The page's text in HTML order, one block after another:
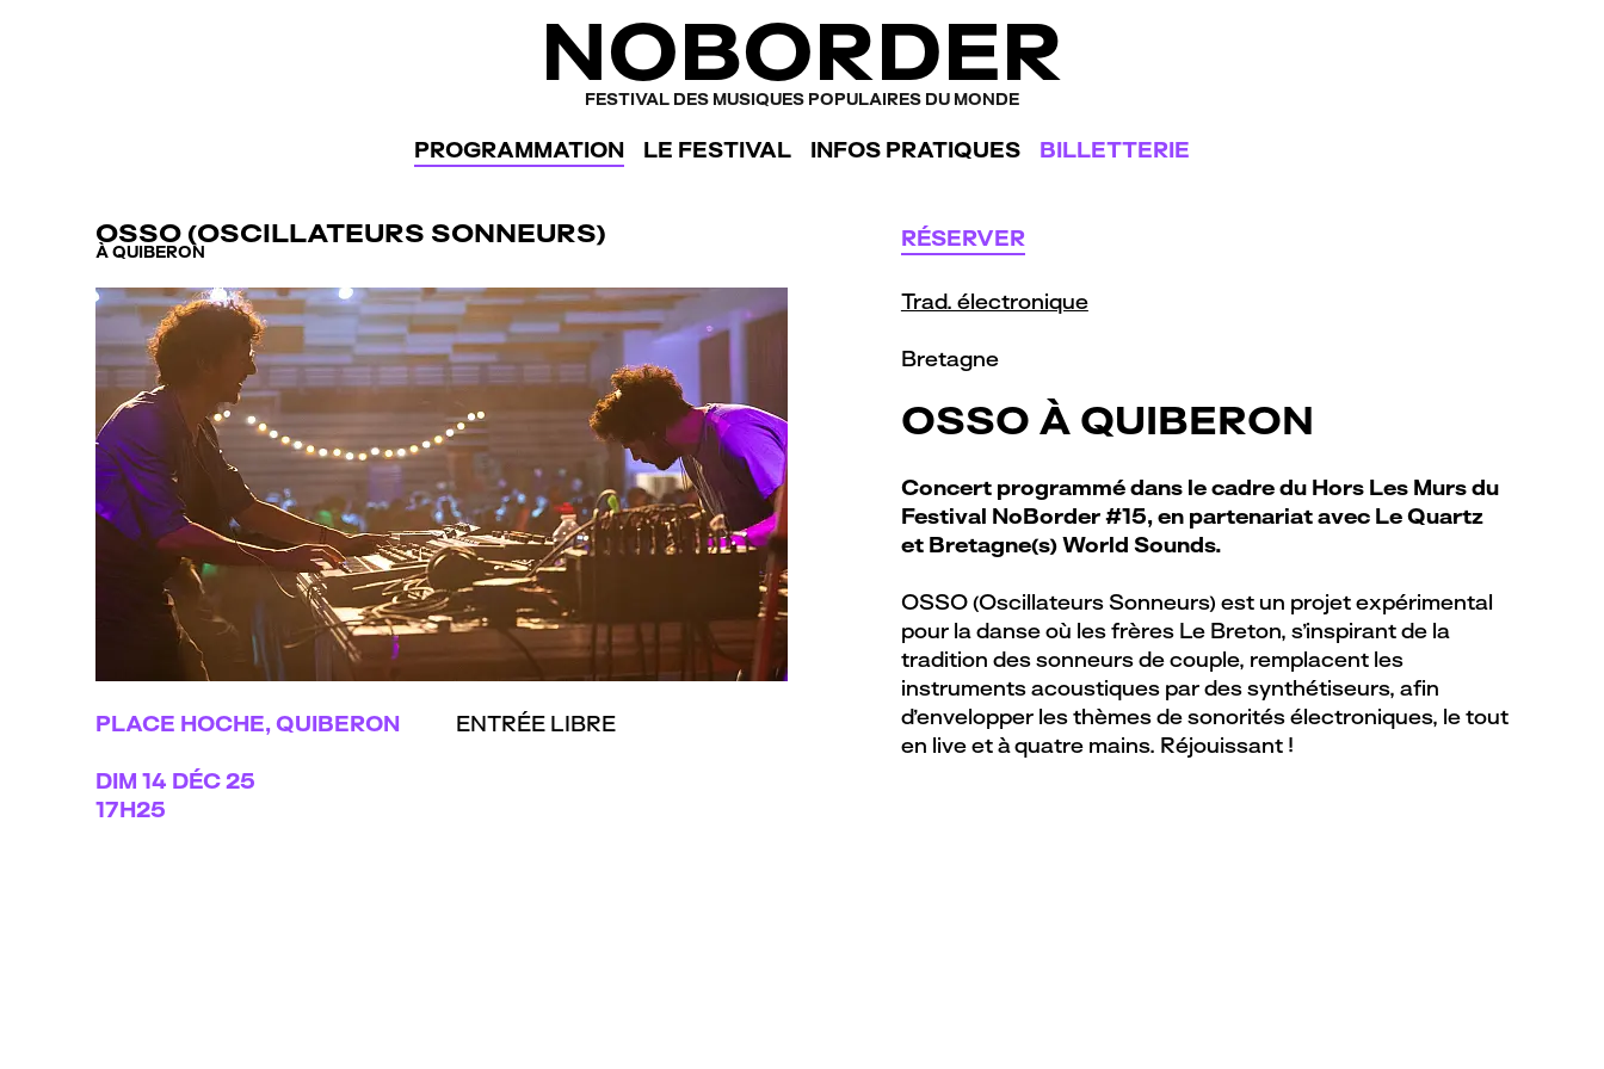
NOBORDER
FESTIVAL DES MUSIQUES POPULAIRES DU MONDE
PROGRAMMATION LE FESTIVAL INFOS PRATIQUES BILLETTERIE
OSSO (OSCILLATEURS SONNEURS)
À QUIBERON
RÉSERVER
PLACE HOCHE, QUIBERON
DIM 14 DÉC 25
17H25
ENTRÉE LIBRE
Trad. électronique
Bretagne
OSSO À QUIBERON
Concert programmé dans le cadre du Hors Les Murs du
Festival NoBorder #15, en partenariat avec Le Quartz
et Bretagne(s) World Sounds.
OSSO (Oscillateurs Sonneurs) est un projet expérimental
pour la danse où les frères Le Breton, s’inspirant de la
tradition des sonneurs de couple, remplacent les
instruments acoustiques par des synthétiseurs, afin
d’envelopper les thèmes de sonorités électroniques, le tout
en live et à quatre mains. Réjouissant !